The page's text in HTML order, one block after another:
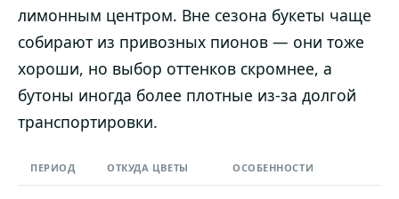
лимонным центром. Вне сезона букеты чаще
собирают из привозных пионов — они тоже
хороши, но выбор оттенков скромнее, а
бутоны иногда более плотные из-за долгой
транспортировки.
ПЕРИОД ОТКУДА ЦВЕТЫ ОСОБЕННОСТИ